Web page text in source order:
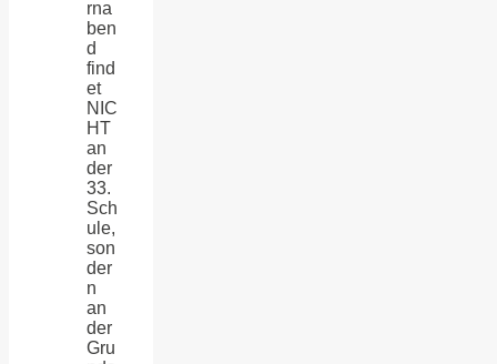
rna
ben
d
find
et
NIC
HT
an
der
33.
Sch
ule,
son
der
n
an
der
Gru